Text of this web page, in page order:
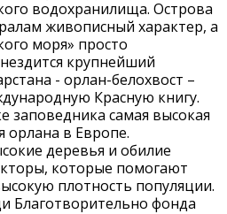
водохранилища. Острова
живописный характер, а
моря» просто
крупнейший
- орлан-белохвост –
Красную книгу.
заповедника самая высокая
орлана в Европе.
деревья и обилие
которые помогают
плотность популяции.
Благотворительно фонда